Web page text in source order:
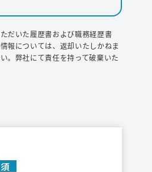
だいた履歴書および職務経歴書
報については、返却いたしかねま
。弊社にて責任を持って破棄いた